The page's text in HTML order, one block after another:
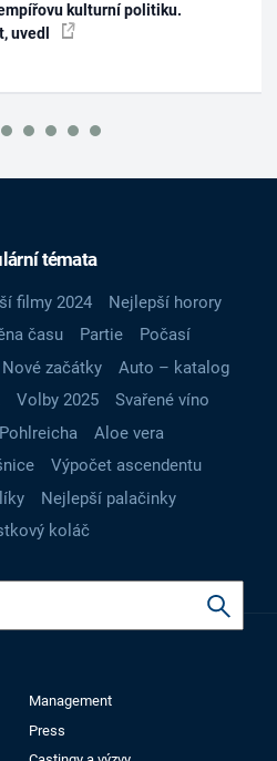
kulturní politiku.
uvedl
témata
filmy 2024
Nejlepší horory
času Partie
Počasí
Nové začátky
Auto – katalog
Volby 2025
Svařené víno
Aloe vera
Výpočet ascendentu
Nejlepší palačinky
koláč
Management
Press